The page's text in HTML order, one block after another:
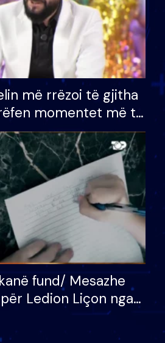
më rrëzoi të gjitha
momentet më të
e BB VIP: Do më
mëngjesit kur…
fund/ Mesazhe
Ledion Liçon nga
e tij, moderatori
lotët: Nuk meritoj…